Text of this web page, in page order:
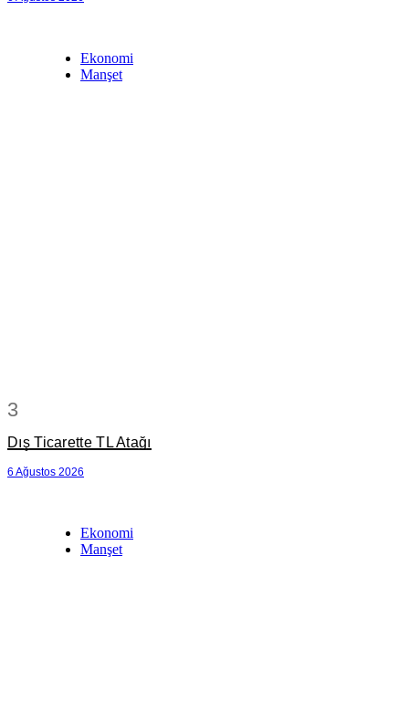
Ekonomi
Manşet
3
Dış Ticarette TL Atağı
6 Ağustos 2026
Ekonomi
Manşet